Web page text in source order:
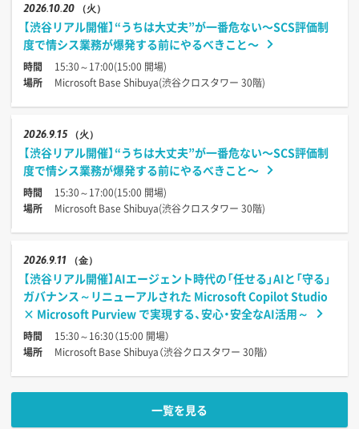
202610.20 （火）
【渋谷リアル開催】“うちは大丈夫”が一番危ない〜SCS評価制
度で情シス業務が爆発する前にやるべきこと〜
時間
15:30～17:00(15:00 開場)
場所
Microsoft Base Shibuya(渋谷クロスタワー 30階)
20269.15 （火）
【渋谷リアル開催】“うちは大丈夫”が一番危ない〜SCS評価制
度で情シス業務が爆発する前にやるべきこと〜
時間
15:30～17:00(15:00 開場)
場所
Microsoft Base Shibuya(渋谷クロスタワー 30階)
20269.11 （金）
【渋谷リアル開催】AIエージェント時代の「任せる」AIと「守る」
ガバナンス～リニューアルされた Microsoft Copilot Studio
× Microsoft Purview で実現する、安心・安全なAI活用～
時間
15:30～16:30（15:00 開場）
場所
Microsoft Base Shibuya（渋谷クロスタワー 30階）
一覧を見る